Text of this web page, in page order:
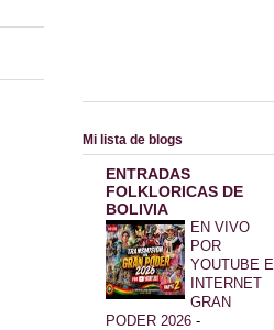
Mi lista de blogs
ENTRADAS
FOLKLORICAS DE
BOLIVIA
EN VIVO
POR
YOUTUBE E
INTERNET
GRAN
PODER 2026 -